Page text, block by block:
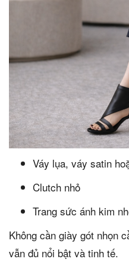
Váy lụa, váy satin
Clutch nhỏ
Trang sức ánh kim
Không cần giày gót nhọn
vẫn đủ nổi bật và tinh tế.